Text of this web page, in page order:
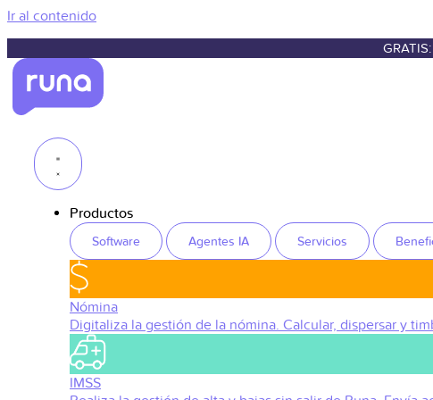
Ir al contenido
Productos
Software Agentes IA Servicios
Nómina
Digitaliza la gestión de la nómina. Calcular, dispersar y
IMSS